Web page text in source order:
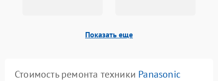
Показать еще
Стоимость ремонта техники Panasonic